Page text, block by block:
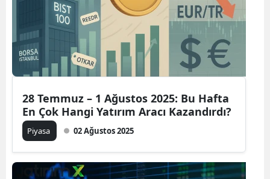
28 Temmuz – 1 Ağustos 2025: Bu Hafta
En Çok Hangi Yatırım Aracı Kazandırdı?
Piyasa 02 Ağustos 2025